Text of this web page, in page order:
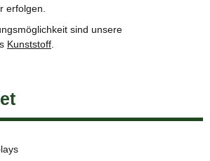
erfolgen.
sind unsere
Kunststoff